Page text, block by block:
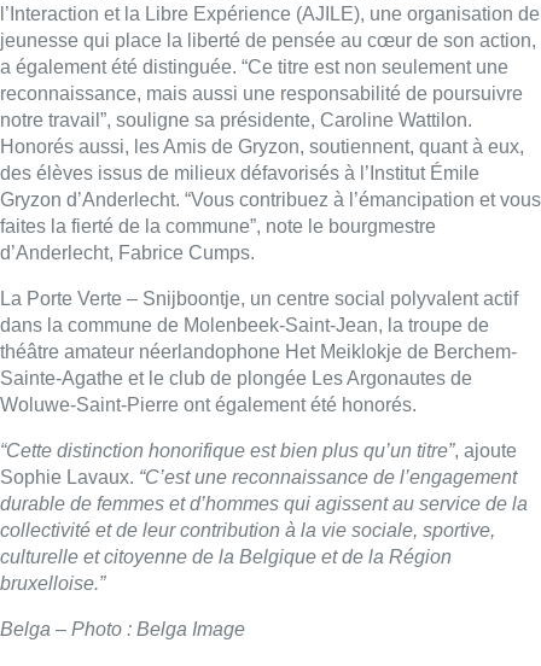
l’Interaction et la Libre Expérience (AJILE), une organisation de
jeunesse qui place la liberté de pensée au cœur de son action,
a également été distinguée. “Ce titre est non seulement une
reconnaissance, mais aussi une responsabilité de poursuivre
notre travail”, souligne sa présidente, Caroline Wattilon.
Honorés aussi, les Amis de Gryzon, soutiennent, quant à eux,
des élèves issus de milieux défavorisés à l’Institut Émile
Gryzon d’Anderlecht. “Vous contribuez à l’émancipation et vous
faites la fierté de la commune”, note le bourgmestre
d’Anderlecht, Fabrice Cumps.
La Porte Verte – Snijboontje, un centre social polyvalent actif
dans la commune de Molenbeek-Saint-Jean, la troupe de
théâtre amateur néerlandophone Het Meiklokje de Berchem-
Sainte-Agathe et le club de plongée Les Argonautes de
Woluwe-Saint-Pierre ont également été honorés.
“Cette distinction honorifique est bien plus qu’un titre”, ajoute
Sophie Lavaux. “C’est une reconnaissance de l’engagement
durable de femmes et d’hommes qui agissent au service de la
collectivité et de leur contribution à la vie sociale, sportive,
culturelle et citoyenne de la Belgique et de la Région
bruxelloise.”
Belga – Photo : Belga Image